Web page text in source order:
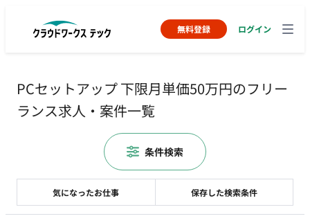
無料登録 ログイン
PCセットアップ 下限月単価50万円のフリー
ランス求人・案件一覧
気になったお仕事 保存した検索条件
条件検索